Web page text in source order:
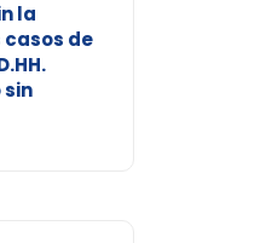
la
de